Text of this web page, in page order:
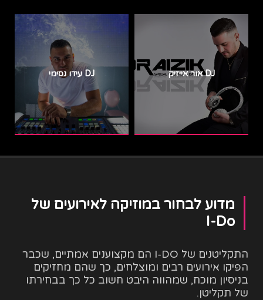
DJ אור אייזיק DJ עידו נסימי
מדוע לבחור במוזיקה לאירועים של
I-Do
התקליטנים של I-DO הם מקצוענים אמתיים, שכבר
הפיקו אירועים רבים ומוצלחים, כך שהם מחזיקים
בניסיון מוכח, שמהווה היבט חשוב כל כך בבחירתו
של תקליטן.